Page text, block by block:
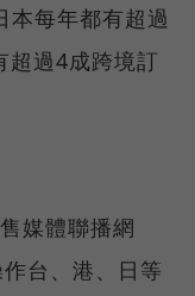
本每年都有超過
超過4成跨境訂
媒體聯播網
台、港、日等